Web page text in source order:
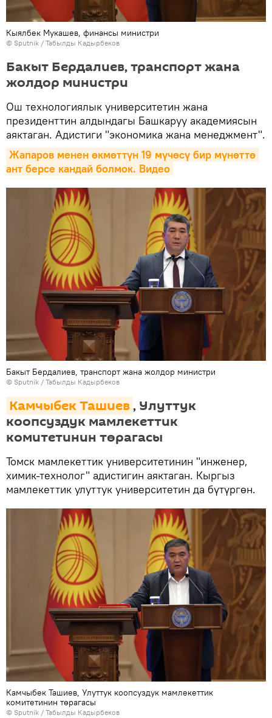
Кыялбек Мукашев, финансы министри
© Sputnik / Табылды Кадырбеков
Бакыт Бердалиев, транспорт жана
жолдор министри
Ош технологиялык университетин жана
президенттин алдындагы Башкаруу академиясын
аяктаган. Адистиги "экономика жана менеджмент".
Жапаров менен өкмөттүн 19 мүчөсү бир мүнөттө
ант берсе кандай болмок. Видео
Бакыт Бердалиев, транспорт жана жолдор министри
© Sputnik / Табылды Кадырбеков
Камчыбек Ташиев, Улуттук
коопсуздук мамлекеттик
комитетинин төрагасы
Томск мамлекеттик университетинин "инженер,
химик-технолог" адистигин аяктаган. Кыргыз
мамлекеттик улуттук университетин да бүтүргөн.
Камчыбек Ташиев, Улуттук коопсуздук мамлекеттик
комитетинин төрагасы
© Sputnik / Табылды Кадырбеков